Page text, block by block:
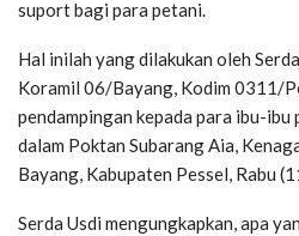
suport bagi para petani.
Hal inilah yang dilakukan oleh
Koramil 06/Bayang, Kodim 0311/
pendampingan kepada para ibu-
dalam Poktan Subarang Aia,
Bayang, Kabupaten Pessel, Rabu
Serda Usdi mengungkapkan, apa